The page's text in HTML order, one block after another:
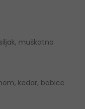
muškatna
kedar, bobice